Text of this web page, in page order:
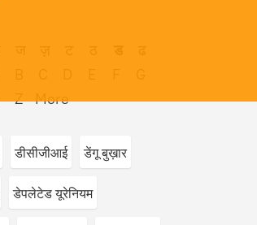
Z More
डीसीजीआई डेंगू बुख़ार
डेपलेटेड यूरेनियम